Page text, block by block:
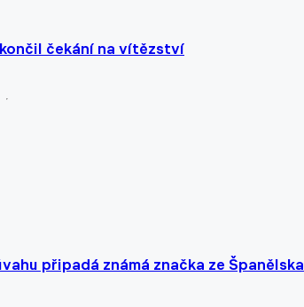
čekání na vítězství
připadá známá značka ze Španělska